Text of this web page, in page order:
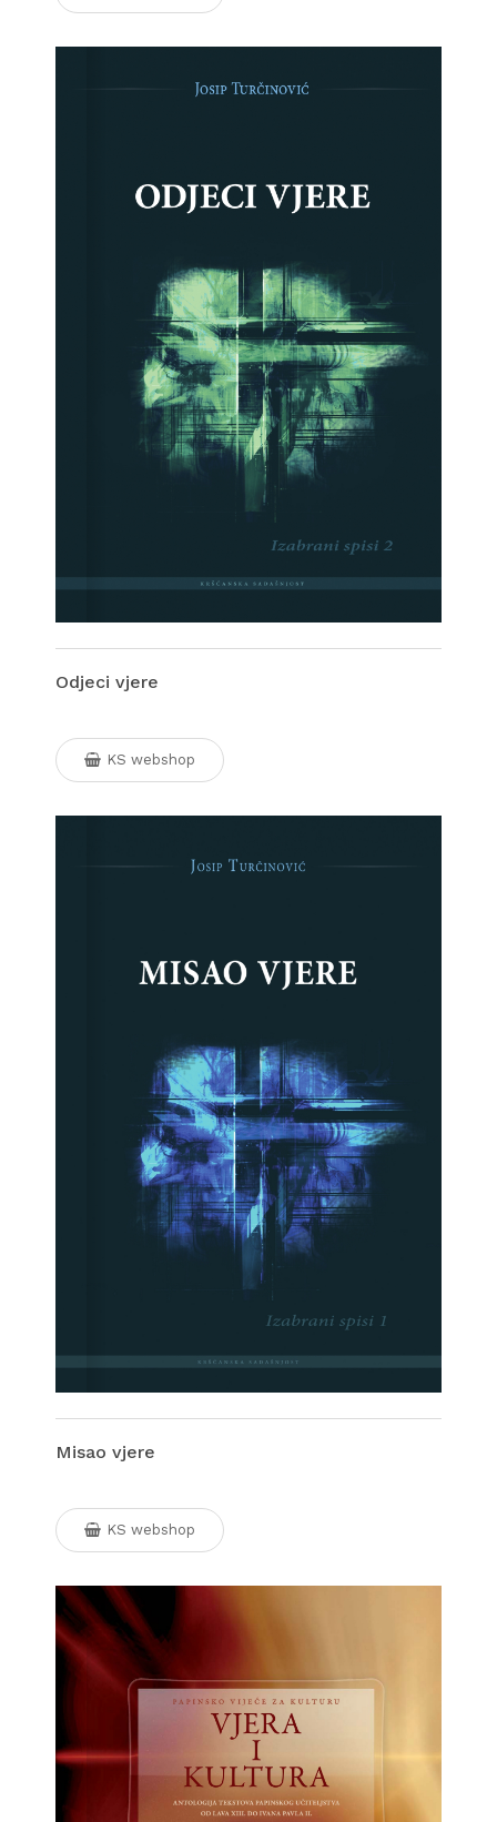
Odjeci vjere
KS webshop
Misao vjere
KS webshop